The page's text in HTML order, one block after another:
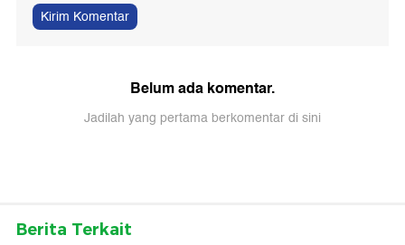
Kirim Komentar
Belum ada komentar.
Jadilah yang pertama berkomentar di sini
Berita Terkait